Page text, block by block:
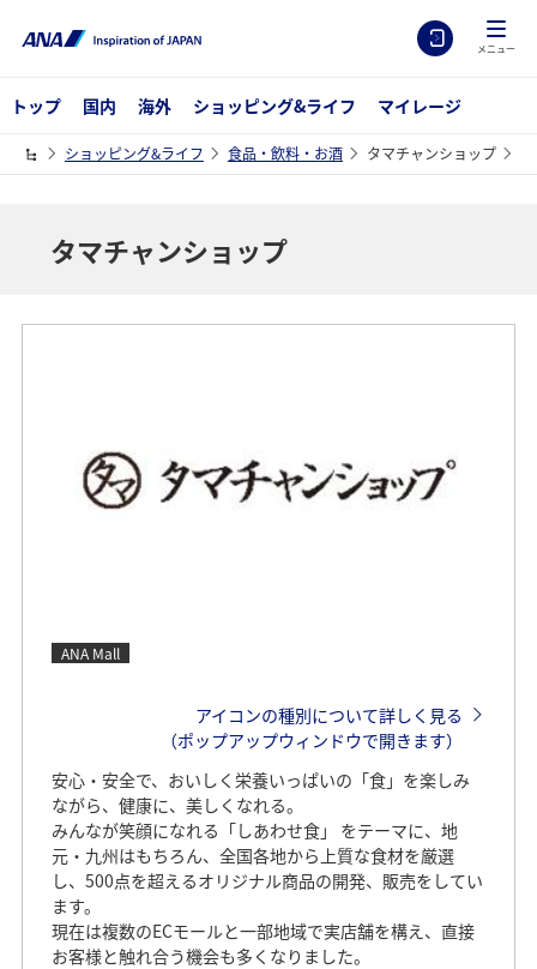
メニュー
トップ 国内 海外 ショッピング&ライフ マイレージ
ショッピング&ライフ 食品・飲料・お酒 タマチャンショップ
タマチャンショップ
ANA Mall
アイコンの種別について詳しく見る
（ポップアップウィンドウで開きます）
安心・安全で、おいしく栄養いっぱいの「食」を楽しみ
ながら、健康に、美しくなれる。
みんなが笑顔になれる「しあわせ食」 をテーマに、地
元・九州はもちろん、全国各地から上質な食材を厳選
し、500点を超えるオリジナル商品の開発、販売をしてい
ます。
現在は複数のECモールと一部地域で実店舗を構え、直接
お客様と触れ合う機会も多くなりました。